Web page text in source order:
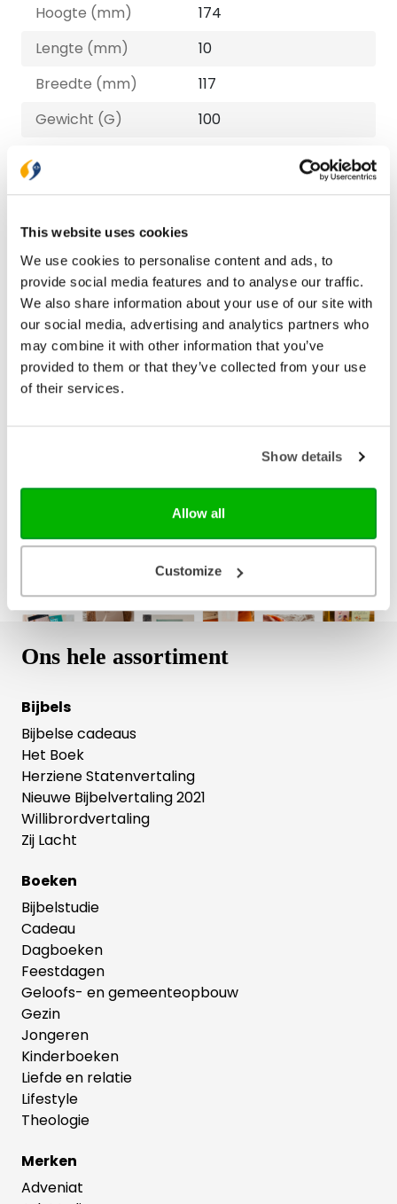
This website uses cookies
We use cookies to personalise content and ads, to
provide social media features and to analyse our traffic.
We also share information about your use of our site with
our social media, advertising and analytics partners who
may combine it with other information that you’ve
provided to them or that they’ve collected from your use
of their services.
Show details
Allow all
Customize
Hoogte (mm)
174
Lengte (mm)
10
Breedte (mm)
117
Gewicht (G)
100
9789493395442
Druk
1
Verschijningsdatum
NUR-code
707
Auteur
Nikolaas Sintobin
Taal
Nederlands
Aantal pagina's
96
Bezorging binnen 1–2 werkdagen
Ons hele assortiment
Bijbels
Bijbelse cadeaus
Het Boek
Herziene Statenvertaling
Nieuwe Bijbelvertaling 2021
Willibrordvertaling
Zij Lacht
Boeken
Bijbelstudie
Cadeau
Dagboeken
Feestdagen
Geloofs- en gemeenteopbouw
Gezin
Jongeren
Kinderboeken
Liefde en relatie
Lifestyle
Theologie
Merken
Adveniat